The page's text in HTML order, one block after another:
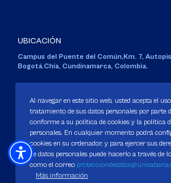
UBICACIÓN
Campus del Puente del Común,Km. 7,
Bogotá.Chía, Cundinamarca, Colombia.
Personería Jurídica:Resolución 130 del 14 de
Ministerio de Educación Nacional.
Política de Protección de datos
Al navegar en este sitio web, usted acepta el
tratamiento de sus datos personales por parte
conforme a su política de cookies y la política
personales. En cualquier momento podrá
cookies en su ordenador, y para ejercer sus
de datos personales puede hacerlo a través de
como el correo
Más información